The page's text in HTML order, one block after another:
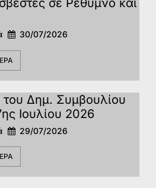
σε Ρέθυμνο και
30/07/2026
Δημ. Συμβουλίου
Ιουλίου 2026
29/07/2026